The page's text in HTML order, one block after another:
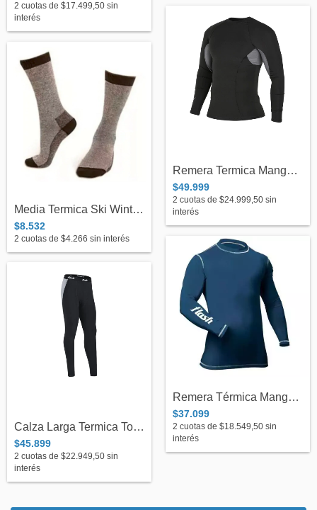
2 cuotas de $17.499,50 sin
interés
Media Termica Ski Winter Extreme Sports...
$8.532
2 cuotas de $4.266 sin interés
Remera Termica Manga Larga Top Layer - F...
$49.999
2 cuotas de $24.999,50 sin
interés
Calza Larga Termica Top Layer Adulto - F...
$45.899
2 cuotas de $22.949,50 sin
interés
Remera Térmica Mangas Largas Flash C/Azu...
$37.099
2 cuotas de $18.549,50 sin
interés